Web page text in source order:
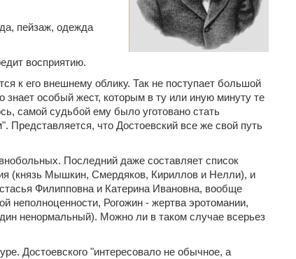
пейзаж, одежда
восприятию.
к его внешнему облику. Так не поступает большой
особый жест, которым в ту или иную минуту те
самой судьбой ему было уготовано стать
Представляется, что Достоевский все же свой путь
Последний даже составляет список
(князь Мышкин, Смердяков, Кириллов и Нелли), и
Филипповна и Катерина Ивановна, вообще
неполноценности, Рогожин - жертва эротомании,
ненормальный). Можно ли в таком случае всерьез
Достоевского "интересовало не обычное, а